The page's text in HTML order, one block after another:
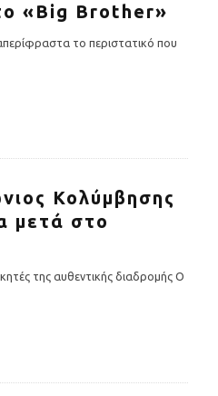
«Big Brother»
το περιστατικό που
Κολύμβησης
μετά στο
της αυθεντικής διαδρομής Ο